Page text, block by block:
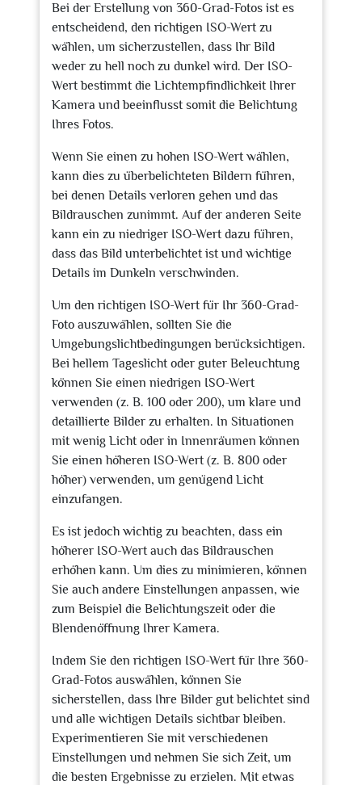
Bei der Erstellung von 360-Grad-Fotos ist es
entscheidend, den richtigen ISO-Wert zu
wählen, um sicherzustellen, dass Ihr Bild
weder zu hell noch zu dunkel wird. Der ISO-
Wert bestimmt die Lichtempfindlichkeit Ihrer
Kamera und beeinflusst somit die Belichtung
Ihres Fotos.
Wenn Sie einen zu hohen ISO-Wert wählen,
kann dies zu überbelichteten Bildern führen,
bei denen Details verloren gehen und das
Bildrauschen zunimmt. Auf der anderen Seite
kann ein zu niedriger ISO-Wert dazu führen,
dass das Bild unterbelichtet ist und wichtige
Details im Dunkeln verschwinden.
Um den richtigen ISO-Wert für Ihr 360-Grad-
Foto auszuwählen, sollten Sie die
Umgebungslichtbedingungen berücksichtigen.
Bei hellem Tageslicht oder guter Beleuchtung
können Sie einen niedrigen ISO-Wert
verwenden (z. B. 100 oder 200), um klare und
detaillierte Bilder zu erhalten. In Situationen
mit wenig Licht oder in Innenräumen können
Sie einen höheren ISO-Wert (z. B. 800 oder
höher) verwenden, um genügend Licht
einzufangen.
Es ist jedoch wichtig zu beachten, dass ein
höherer ISO-Wert auch das Bildrauschen
erhöhen kann. Um dies zu minimieren, können
Sie auch andere Einstellungen anpassen, wie
zum Beispiel die Belichtungszeit oder die
Blendenöffnung Ihrer Kamera.
Indem Sie den richtigen ISO-Wert für Ihre 360-
Grad-Fotos auswählen, können Sie
sicherstellen, dass Ihre Bilder gut belichtet sind
und alle wichtigen Details sichtbar bleiben.
Experimentieren Sie mit verschiedenen
Einstellungen und nehmen Sie sich Zeit, um
die besten Ergebnisse zu erzielen. Mit etwas